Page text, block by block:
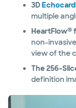
3D
multiple
HeartFlow®
non-
view of the
The 256-
definition